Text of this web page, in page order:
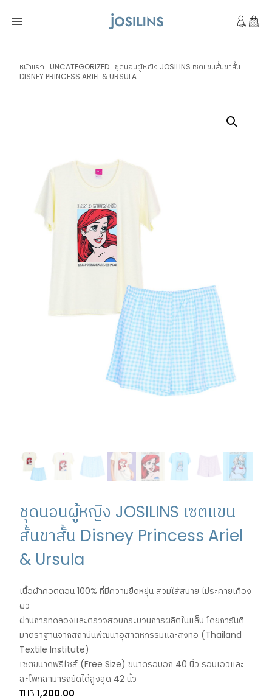
หน้าแรก . UNCATEGORIZED . ชุดนอนผู้หญิง JOSILINS เซตแขนสั้นขาสั้น
DISNEY PRINCESS ARIEL & URSULA
ชุดนอนผู้หญิง JOSILINS เซตแขน
สั้นขาสั้น Disney Princess Ariel
& Ursula
เนื้อผ้าคอตตอน 100% ที่มีความยืดหยุ่น สวมใส่สบาย ไม่ระคายเคือง
ผิว
ผ่านการทดลองและตรวจสอบกระบวนการผลิตในแล็บ โดยการันตี
มาตราฐานจากสถาบันพัฒนาอุสาตหกรรมและสิ่งทอ (Thailand
Textile Institute)
เซตขนาดฟรีไซส์ (Free Size) ขนาดรอบอก 40 นิ้ว รอบเอวและ
สะโพกสามารถยืดได้สูงสุด 42 นิ้ว
THB 1,200.00